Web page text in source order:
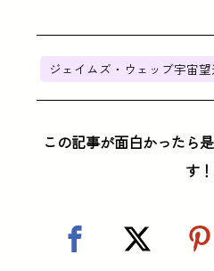
ジェイムズ・ウェッブ宇宙
この記事が面白かったら
す！